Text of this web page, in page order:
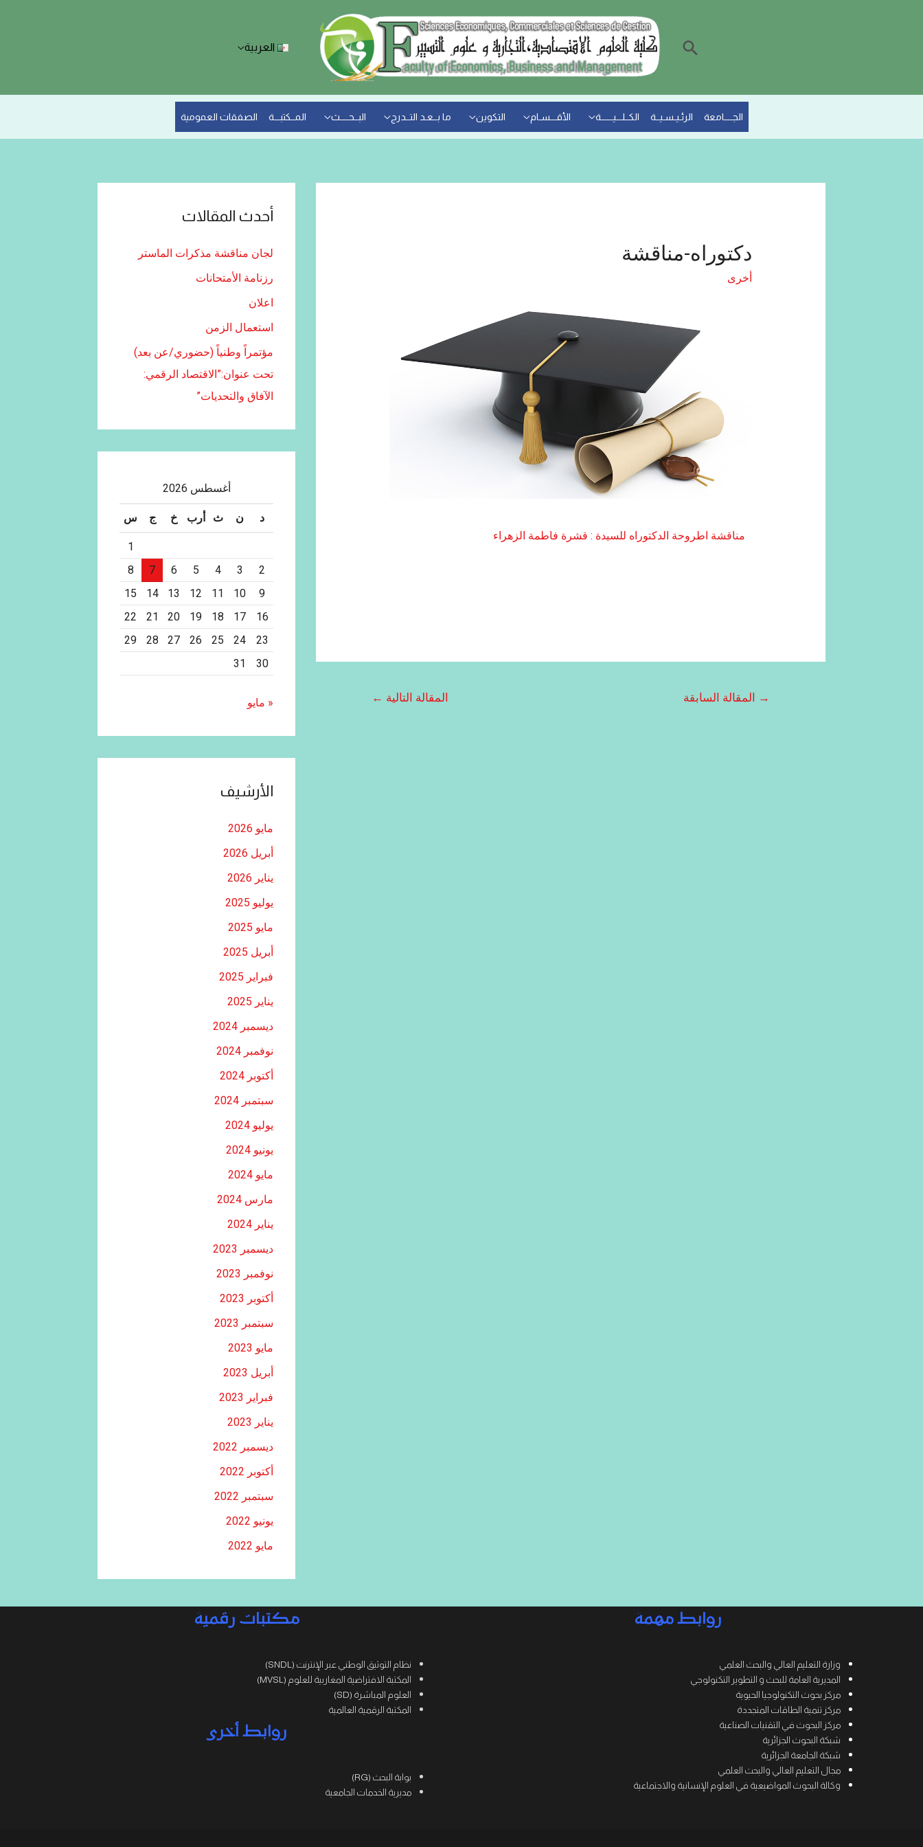
العربية
الجــــامعة الرئـيـسـيــة الكــلـــيــــــة الأقـــسـام التكوين ما بــعـد التــدرج البــحــــث المــكتبـــة الصفقات العمومية
دكتوراه-مناقشة
أخرى
مناقشة اطروحة الدكتوراه للسيدة : قشرة فاطمة الزهراء
→ المقالة السابقة المقالة التالية ←
أحدث المقالات
لجان مناقشة مذكرات الماستر
رزنامة الأمتحانات
اعلان
استعمال الزمن
مؤتمراً وطنياً (حضوري/عن بعد)
تحت عنوان:”الاقتصاد الرقمي:
الآفاق والتحديات”
أغسطس 2026
د ن ث أرب خ ج س
1
2
3
4
5
6
7
8
9
10
11
12
13
14
15
16
17
18
19
20
21
22
23
24
25
26
27
28
29
30
31
« مايو
الأرشيف
مايو 2026
أبريل 2026
يناير 2026
يوليو 2025
مايو 2025
أبريل 2025
فبراير 2025
يناير 2025
ديسمبر 2024
نوفمبر 2024
أكتوبر 2024
سبتمبر 2024
يوليو 2024
يونيو 2024
مايو 2024
مارس 2024
يناير 2024
ديسمبر 2023
نوفمبر 2023
أكتوبر 2023
سبتمبر 2023
مايو 2023
أبريل 2023
فبراير 2023
يناير 2023
ديسمبر 2022
أكتوبر 2022
سبتمبر 2022
يونيو 2022
مايو 2022
روابط مهمة
وزارة التعليم العالي والبحث العلمي
المديرية العامة للبحث و التطوير التكنولوجي
مركز بحوث التكنولوجيا الحيوية
مركز تنمية الطاقات المتجددة
مركز البحوث في التقنيات الصناعية
شبكة البحوث الجزائرية
شبكة الجامعة الجزائرية
مجال التعليم العالي والبحث العلمي
وكالة البحوث المواضيعية في العلوم الإنسانية والاجتماعية
مكتبات رقمية
نظام التوثيق الوطني عبر الإنترنت (SNDL)
المكتبة الافتراضية المغاربية للعلوم (MVSL)
العلوم المباشرة (SD)
المكتبة الرقمية العالمية
روابط أخرى
بوابة البحث (RG)
مديرية الخدمات الجامعية